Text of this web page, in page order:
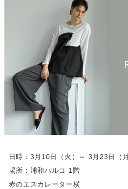
日時：3月10日（火）～ 3月23日（月
場所：浦和パルコ 1階
赤のエスカレーター横